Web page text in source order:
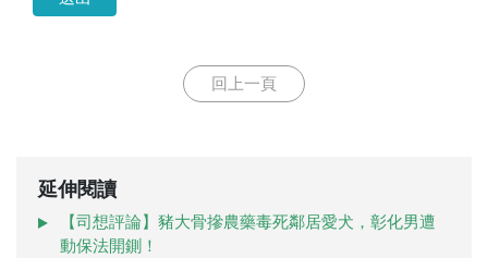
回上一頁
延伸閱讀
【司想評論】豬大骨摻農藥毒死鄰居愛犬，彰化男遭
動保法開鍘！